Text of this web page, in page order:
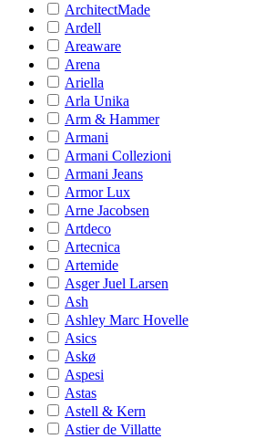
ArchitectMade
Ardell
Areaware
Arena
Ariella
Arla Unika
Arm & Hammer
Armani
Armani Collezioni
Armani Jeans
Armor Lux
Arne Jacobsen
Artdeco
Artecnica
Artemide
Asger Juel Larsen
Ash
Ashley Marc Hovelle
Asics
Askø
Aspesi
Astas
Astell & Kern
Astier de Villatte